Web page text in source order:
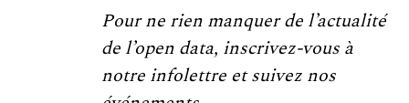
Pour ne rien manquer de l’actualité
de l’open data, inscrivez-vous à
notre infolettre et suivez nos